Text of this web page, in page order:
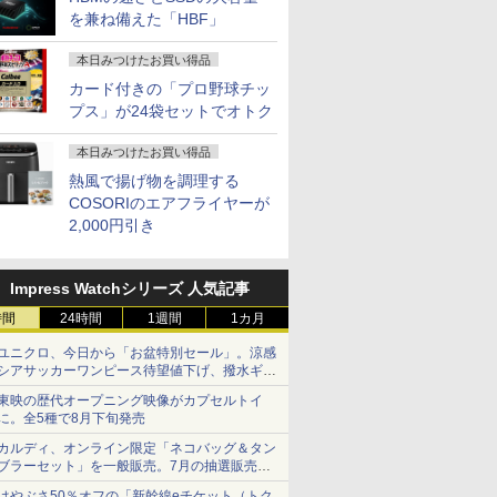
を兼ね備えた「HBF」
本日みつけたお買い得品
カード付きの「プロ野球チッ
プス」が24袋セットでオトク
本日みつけたお買い得品
熱風で揚げ物を調理する
COSORIのエアフライヤーが
2,000円引き
Impress Watchシリーズ 人気記事
24時間 1週間 1カ月
ニクロ、今日から「お盆特別セール」。涼感
アサッカーワンピース待望値下げ、撥水ギア
ョーツは1990円に
映の歴代オープニング映像がカプセルトイ
。全5種で8月下旬発売
ルディ、オンライン限定「ネコバッグ＆タン
ラーセット」を一般販売。7月の抽選販売の
選無効分